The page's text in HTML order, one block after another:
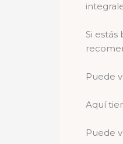
Si
Puede
Aquí
Puede